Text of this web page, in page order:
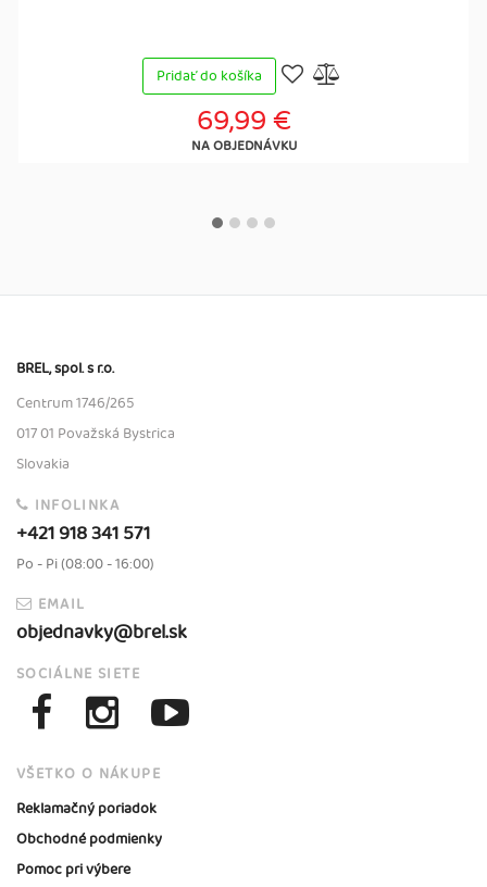
Pridať do košíka
69,99 €
NA OBJEDNÁVKU
BREL, spol. s r.o.
Centrum 1746/265
017 01 Považská Bystrica
Slovakia
INFOLINKA
+421 918 341 571
Po - Pi (08:00 - 16:00)
EMAIL
objednavky@brel.sk
SOCIÁLNE SIETE
VŠETKO O NÁKUPE
Reklamačný poriadok
Obchodné podmienky
Pomoc pri výbere